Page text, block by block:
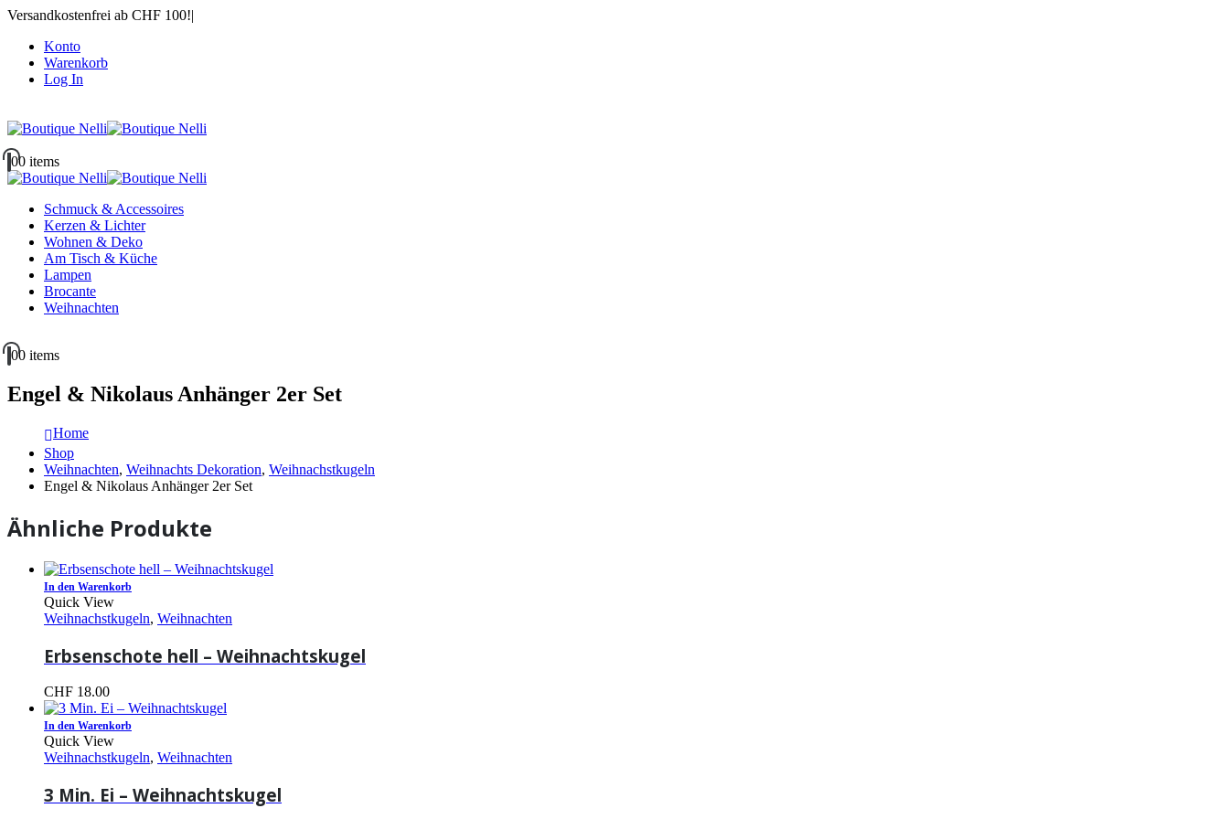
Versandkostenfrei ab CHF 100!|
Konto
Warenkorb
Log In
00 items
Schmuck & Accessoires
Kerzen & Lichter
Wohnen & Deko
Am Tisch & Küche
Lampen
Brocante
Weihnachten
00 items
Engel & Nikolaus Anhänger 2er Set
Home
Shop
Weihnachten, Weihnachts Dekoration, Weihnachstkugeln
Engel & Nikolaus Anhänger 2er Set
Ähnliche Produkte
In den Warenkorb
Quick View
Weihnachstkugeln, Weihnachten
Erbsenschote hell – Weihnachtskugel
CHF 18.00
In den Warenkorb
Quick View
Weihnachstkugeln, Weihnachten
3 Min. Ei – Weihnachtskugel